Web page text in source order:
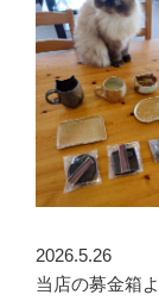
2026.5.26
当店の募金箱